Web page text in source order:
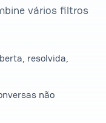
vários filtros
resolvida,
não